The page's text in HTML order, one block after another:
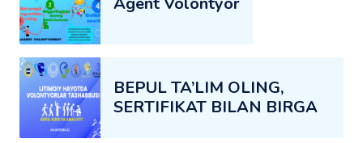
BEPUL TA’LIM OLING,
SERTIFIKAT BILAN BIRGA